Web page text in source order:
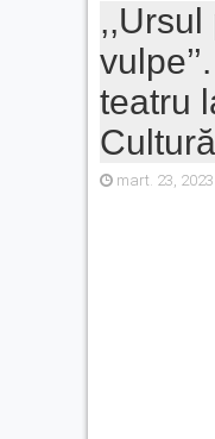
,,Ursul
teatru
Cultură
mart. 23, 2023